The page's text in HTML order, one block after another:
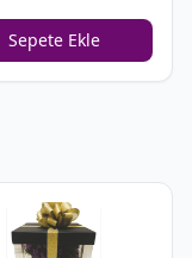
Sepete Ekle